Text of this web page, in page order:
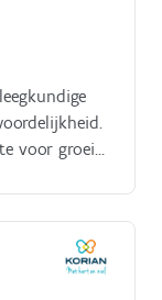
ondersteunt
kwalitatieve
voor groei
uit
en